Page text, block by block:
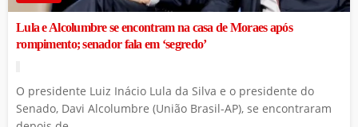
Lula e Alcolumbre se encontram na casa de Moraes após
rompimento; senador fala em ‘segredo’
O presidente Luiz Inácio Lula da Silva e o presidente do
Senado, Davi Alcolumbre (União Brasil-AP), se encontraram